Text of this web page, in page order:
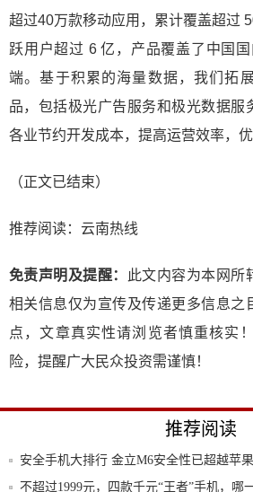
超过40万款移动应用，累计覆盖超过
跃用户超过 6 亿，产品覆盖了中国
端。基于积累的海量数据，我们拓
品，包括极光广告服务和极光数据服
各业节约开发成本，提高运营效率，优
（正文已结束）
推荐阅读： 云南热线
免责声明及提醒：
此文内容为本网所
相关信息仅为宣传及传递更多信息之
点，文章真实性请浏览者慎重核实
险，提醒广大民众投资需谨慎！
推荐阅读
安全手机大排行 金立M6安全性已超越苹果
不超过1999元，四款千元“王者”手机，哪